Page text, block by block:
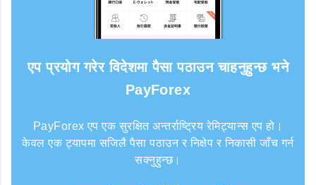
एप प्रयोग गरेर विदेशमा पैसा पठाउन चाहनुहुन्छ भने
PayForex
PayForex एप एक सुरक्षित अन्तर्राष्ट्रिय रेमिट्यान्स एप हो।
केवल एक ट्यापमा सजिलै पैसा पठाउन र निक्षेप र निकासी जाँच गर्न
सक्नुहुन्छ।